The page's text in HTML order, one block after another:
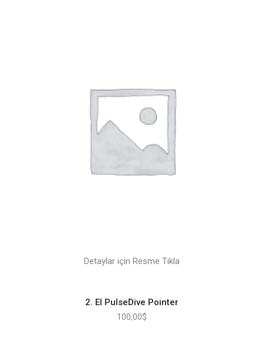
Detaylar için Resme Tıkla
2. El PulseDive Pointer
100,00$